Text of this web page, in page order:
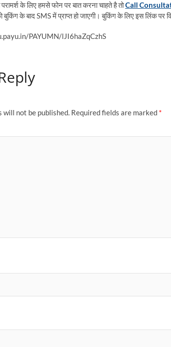
के लिए हमसे फोन पर बात करना चाहते है तोCall
के बाद SMS में प्राप्त हो जाएगी। बुकिंग के लिए इस लिंक पर
PAYUMN/lJI6haZqCzhS
will not be published. Required fields are marked *